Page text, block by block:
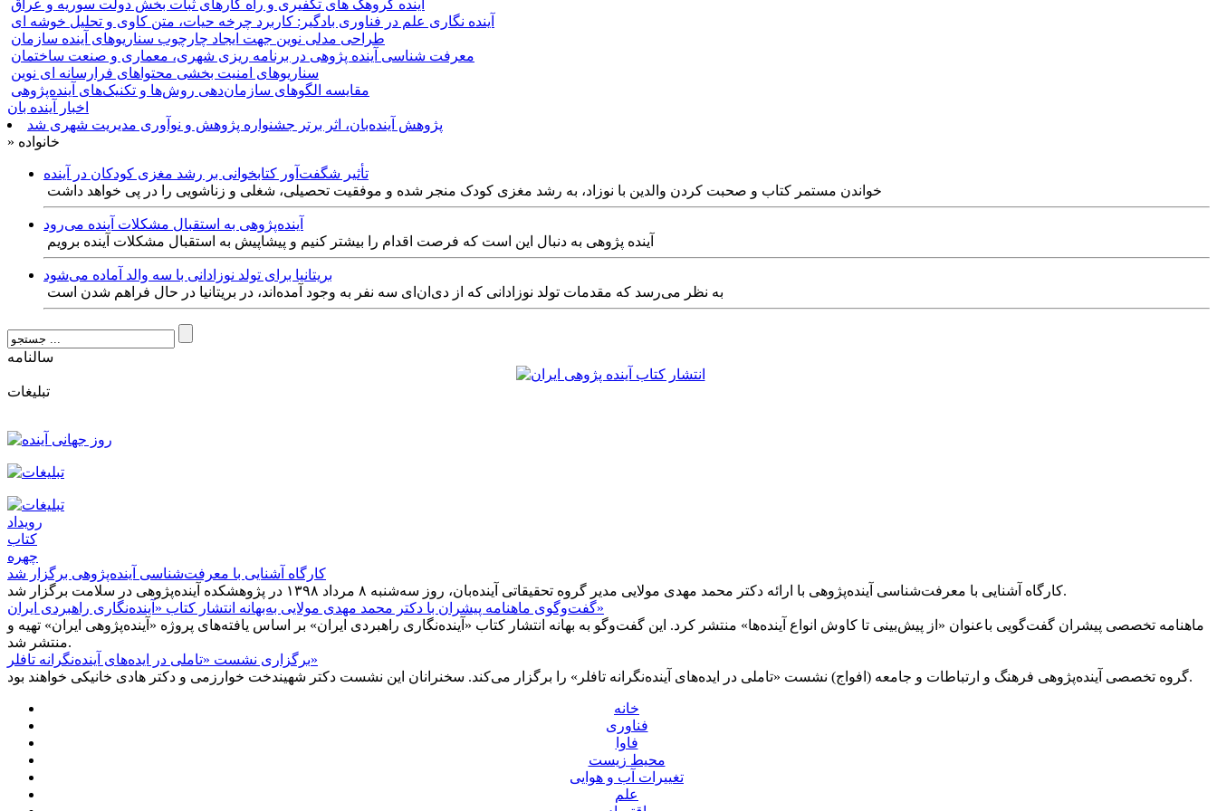
آینده گروهک های تکفیری و راه کارهای ثبات بخش دولت سوریه و عراق
آینده نگاری علم در فناوری بادگیر: کاربرد چرخه حیات، متن کاوی و تحلیل خوشه ای
طراحی مدلی نوین جهت ایجاد چارچوب سناریوهای آینده سازمان
معرفت شناسی آینده پژوهی در برنامه ریزی شهری، معماری و صنعت ساختمان
سناریوهای امنیت بخشی محتواهای فرارسانه ای نوین
مقایسه‏ الگوهای سازمان‌دهی روش‌ها و تکنیک‌های آینده‌پژوهی
اخبار آینده بان
پژوهش آینده‌بان، اثر برتر جشنواره پژوهش و نوآوری مدیریت شهری شد
» خانواده
تأثیر شگفت‌آور کتابخوانی بر رشد مغزی کودکان در آینده
خواندن مستمر کتاب و صحبت کردن والدین با نوزاد، به رشد مغزی کودک منجر شده و موفقیت تحصیلی، شغلی و زناشویی را در پی خواهد داشت
آینده‌پژوهی به استقبال مشکلات آینده می‌رود
آینده پژوهی به دنبال این است که فرصت اقدام را بیشتر کنیم و پیشاپیش به استقبال مشکلات آینده برویم
بریتانیا برای تولد نوزادانی با سه والد آماده می‌شود
به نظر می‌رسد که مقدمات تولد نوزادانی که از دی‌ان‌ای سه نفر به وجود آمده‌اند، در بریتانیا در حال فراهم شدن است
سالنامه
تبليغات
رویداد
کتاب
چهره
کارگاه آشنایی با معرفت‌شناسی آینده‌پژوهی برگزار شد
کارگاه آشنایی با معرفت‌شناسی آینده‌پژوهی با ارائه دکتر محمد مهدی مولایی مدیر گروه تحقیقاتی آینده‌بان، روز سه‌شنبه ۸ مرداد ۱۳۹۸ در پژوهشکده آینده‌پژوهی در سلامت برگزار ‌شد.
گفت‌وگوی ماهنامه پیشران با دکتر محمد مهدی مولایی به‌بهانه انتشار کتاب «آینده‌‏نگاری راهبردی ایران»
ماهنامه تخصصی پیشران گفت‌گویی باعنوان «از پیش‌بینی تا کاوش انواع آینده‌ها» منتشر کرد. این گفت‌وگو به‌ بهانه انتشار کتاب «آینده‏‌نگاری راهبردی ایران» بر اساس یافته‌های پروژه «آینده‌پژوهی ایران» تهیه و
منتشر شد.
برگزاری نشست «تاملی در ایده‌های آینده‌نگرانه تافلر»
گروه تخصصی آینده‌پژوهی فرهنگ و ارتباطات و جامعه (افواج) نشست «تاملی در ایده‌های آینده‌نگرانه تافلر» را برگزار می‌کند. سخنرانان این نشست دکتر شهیندخت خوارزمی و دکتر هادی خانیکی خواهند بود.
خانه
فناوری
فاوا
محیط زیست
تغییرات آب و هوایی
علم